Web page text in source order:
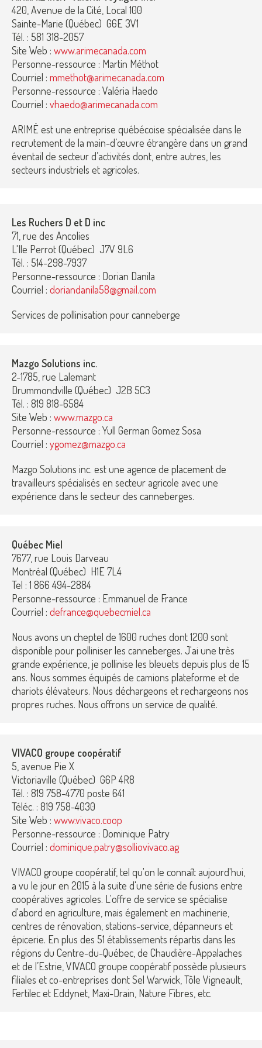
420, Avenue de la Cité, Local 100
Sainte-Marie (Québec) G6E 3V1
Tél. : 581 318-2057
Site Web : www.arimecanada.com
Personne-ressource : Martin Méthot
Courriel : mmethot@arimecanada.com
Personne-ressource : Valéria Haedo
Courriel : vhaedo@arimecanada.com
ARIMÉ est une entreprise québécoise spécialisée dans le
recrutement de la main-d’œuvre étrangère dans un grand
éventail de secteur d’activités dont, entre autres, les
secteurs industriels et agricoles.
Les Ruchers D et D inc
71, rue des Ancolies
L'Ile Perrot (Québec) J7V 9L6
Tél. : 514-298-7937
Personne-ressource : Dorian Danila
Courriel : doriandanila58@gmail.com
Services de pollinisation pour canneberge
Mazgo Solutions inc.
2-1785, rue Lalemant
Drummondville (Québec) J2B 5C3
Tél. : 819 818-6584
Site Web : www.mazgo.ca
Personne-ressource : Yull German Gomez Sosa
Courriel : ygomez@mazgo.ca
Mazgo Solutions inc. est une agence de placement de
travailleurs spécialisés en secteur agricole avec une
expérience dans le secteur des canneberges.
Québec Miel
7677, rue Louis Darveau
Montréal (Québec) H1E 7L4
Tel : 1 866 494-2884
Personne-ressource : Emmanuel de France
Courriel : defrance@quebecmiel.ca
Nous avons un cheptel de 1600 ruches dont 1200 sont
disponible pour polliniser les canneberges. J'ai une très
grande expérience, je pollinise les bleuets depuis plus de 15
ans. Nous sommes équipés de camions plateforme et de
chariots élévateurs. Nous déchargeons et rechargeons nos
propres ruches. Nous offrons un service de qualité.
VIVACO groupe coopératif
5, avenue Pie X
Victoriaville (Québec) G6P 4R8
Tél. : 819 758-4770 poste 641
Téléc. : 819 758-4030
Site Web : www.vivaco.coop
Personne-ressource : Dominique Patry
Courriel : dominique.patry@solliovivaco.ag
VIVACO groupe coopératif, tel qu'on le connaît aujourd'hui,
a vu le jour en 2015 à la suite d'une série de fusions entre
coopératives agricoles. L'offre de service se spécialise
d'abord en agriculture, mais également en machinerie,
centres de rénovation, stations-service, dépanneurs et
épicerie. En plus des 51 établissements répartis dans les
régions du Centre-du-Québec, de Chaudière-Appalaches
et de l’Estrie, VIVACO groupe coopératif possède plusieurs
filiales et co-entreprises dont Sel Warwick, Tôle Vigneault,
Fertilec et Eddynet, Maxi-Drain, Nature Fibres, etc.